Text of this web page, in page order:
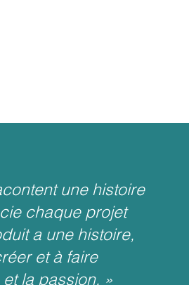
une histoire
chaque projet
a une histoire,
et à faire
la passion. »